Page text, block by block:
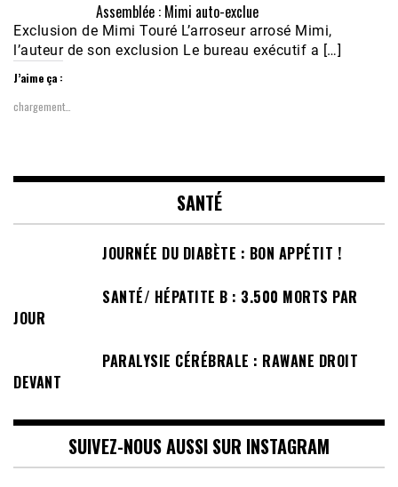
Assemblée : Mimi auto-exclue
Exclusion de Mimi Touré L’arroseur arrosé Mimi,
l’auteur de son exclusion Le bureau exécutif a […]
J’aime ça :
chargement…
SANTÉ
JOURNÉE DU DIABÈTE : BON APPÉTIT !
SANTÉ/ HÉPATITE B : 3.500 MORTS PAR
JOUR
PARALYSIE CÉRÉBRALE : RAWANE DROIT
DEVANT
SUIVEZ-NOUS AUSSI SUR INSTAGRAM